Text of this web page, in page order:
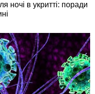
ночі в укритті: поради